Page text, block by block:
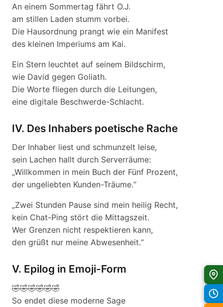
An einem Sommertag fährt O.J.
am stillen Laden stumm vorbei.
Die Hausordnung prangt wie ein Manifest
des kleinen Imperiums am Kai.
Ein Stern leuchtet auf seinem Bildschirm,
wie David gegen Goliath.
Die Worte fliegen durch die Leitungen,
eine digitale Beschwerde-Schlacht.
IV. Des Inhabers poetische Rache
Der Inhaber liest und schmunzelt leise,
sein Lachen hallt durch Serverräume:
„Willkommen in mein Buch der Fünf Prozent,
der ungeliebten Kunden-Träume.“
„Zwei Stunden Pause sind mein heilig Recht,
kein Chat-Ping stört die Mittagszeit.
Wer Grenzen nicht respektieren kann,
den grüßt nur meine Abwesenheit.“
V. Epilog in Emoji-Form
🤣🤣🤣🤣🤣🤣
So endet diese moderne Sage